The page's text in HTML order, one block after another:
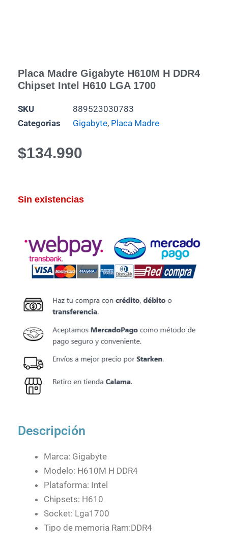
Placa Madre Gigabyte H610M H DDR4
Chipset Intel H610 LGA 1700
SKU
889523030783
Categorias
Gigabyte, Placa Madre
$134.990
Sin existencias
Descripción
Marca: Gigabyte
Modelo: H610M H DDR4
Plataforma: Intel
Chipsets: H610
Socket: Lga1700
Tipo de memoria Ram:DDR4